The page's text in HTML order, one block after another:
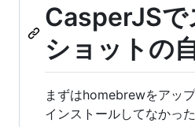
CasperJSで
ショットの
まずはhomebrewをアッ
インストールしてなかった